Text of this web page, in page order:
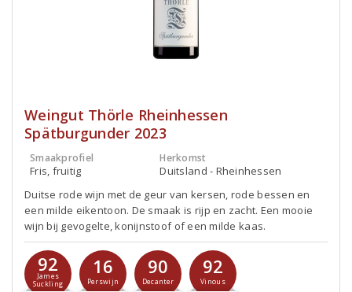
Weingut Thörle Rheinhessen
Spätburgunder 2023
Smaakprofiel
Fris, fruitig
Herkomst
Duitsland - Rheinhessen
Duitse rode wijn met de geur van kersen, rode bessen en
een milde eikentoon. De smaak is rijp en zacht. Een mooie
wijn bij gevogelte, konijnstoof of een milde kaas.
92
James
Suckling
16
Perswijn
90
Decanter
92
Vinous